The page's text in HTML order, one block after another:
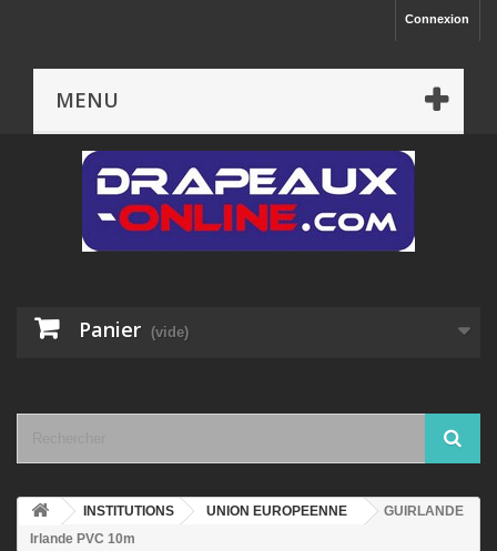
Connexion
MENU
Panier (vide)
INSTITUTIONS UNION EUROPEENNE
GUIRLANDE
Irlande PVC 10m